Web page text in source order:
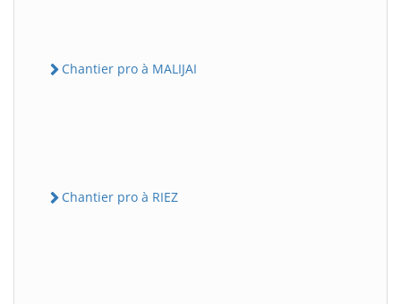
Chantier pro à MALIJAI
Chantier pro à RIEZ